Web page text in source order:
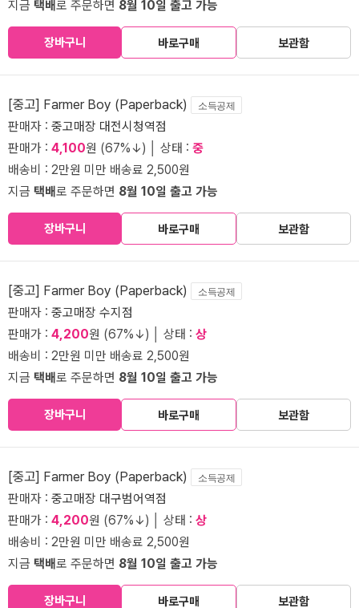
지금 택배로 주문하면 8월 10일 출고 가능
장바구니 바로구매 보관함
[중고] Farmer Boy (Paperback) 소득공제
판매자 : 중고매장 대전시청역점
판매가 : 4,100원 (67%↓) │ 상태 : 중
배송비 : 2만원 미만 배송료 2,500원
지금 택배로 주문하면 8월 10일 출고 가능
장바구니 바로구매 보관함
[중고] Farmer Boy (Paperback) 소득공제
판매자 : 중고매장 수지점
판매가 : 4,200원 (67%↓) │ 상태 : 상
배송비 : 2만원 미만 배송료 2,500원
지금 택배로 주문하면 8월 10일 출고 가능
장바구니 바로구매 보관함
[중고] Farmer Boy (Paperback) 소득공제
판매자 : 중고매장 대구범어역점
판매가 : 4,200원 (67%↓) │ 상태 : 상
배송비 : 2만원 미만 배송료 2,500원
지금 택배로 주문하면 8월 10일 출고 가능
장바구니 바로구매 보관함